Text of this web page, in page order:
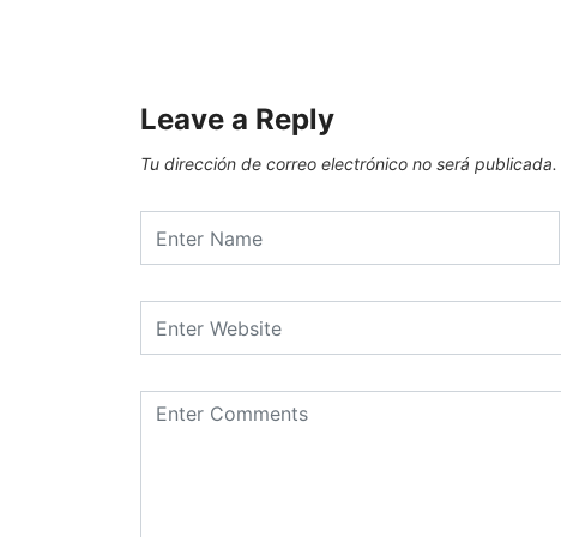
Leave a Reply
Tu dirección de correo electrónico no será publicada.